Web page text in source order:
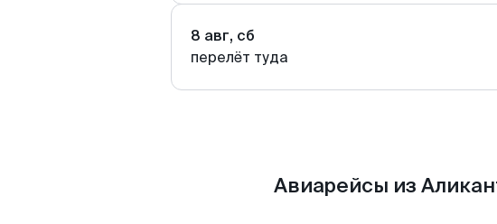
8 авг, сб
перелёт туда
Авиарейсы из